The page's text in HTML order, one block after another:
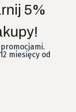
5%
miesięcy od